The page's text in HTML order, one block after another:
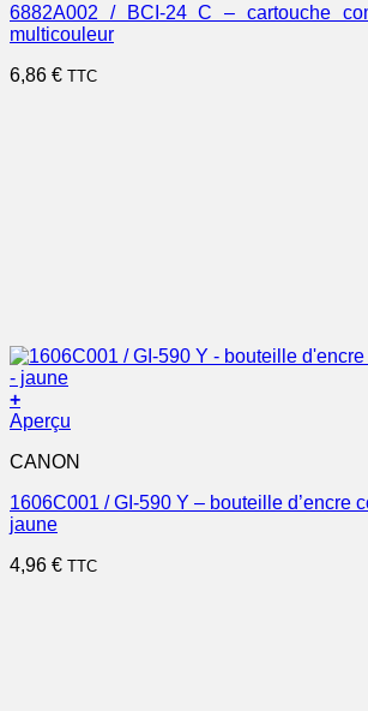
6882A002 / BCI-24 C – cartouche
multicouleur
6,86 € TTC
+
Aperçu
CANON
1606C001 / GI-590 Y – bouteille d’encre
jaune
4,96 € TTC